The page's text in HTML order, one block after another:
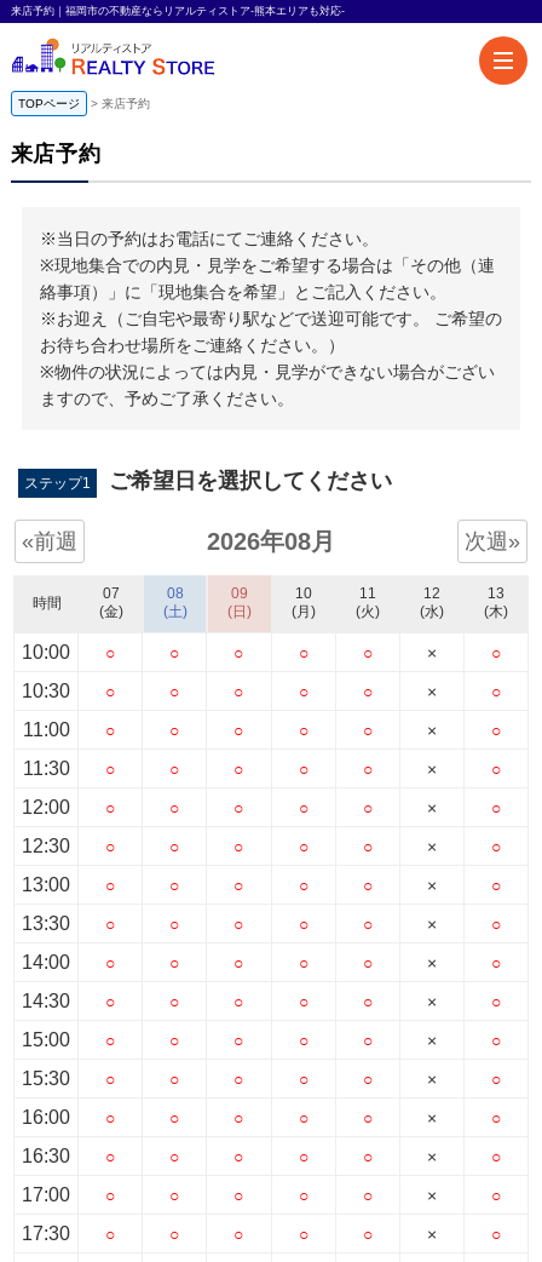
来店予約｜福岡市の不動産ならリアルティストア-熊本エリアも対応-
TOPページ 来店予約
来店予約
※当日の予約はお電話にてご連絡ください。
※現地集合での内見・見学をご希望する場合は「その他（連
絡事項）」に「現地集合を希望」とご記入ください。
※お迎え（ご自宅や最寄り駅などで送迎可能です。 ご希望の
お待ち合わせ場所をご連絡ください。）
※物件の状況によっては内見・見学ができない場合がござい
ますので、予めご了承ください。
ステップ1 ご希望日を選択してください
«前週 2026年08月 次週»
時間
10:00
10:30
11:00
11:30
12:00
12:30
13:00
13:30
14:00
14:30
15:00
15:30
16:00
16:30
17:00
17:30
07
(金)
○
○
○
○
○
○
○
○
○
○
○
○
○
○
○
○
08
(土)
○
○
○
○
○
○
○
○
○
○
○
○
○
○
○
○
09
(日)
○
○
○
○
○
○
○
○
○
○
○
○
○
○
○
○
10
(月)
○
○
○
○
○
○
○
○
○
○
○
○
○
○
○
○
11
(火)
○
○
○
○
○
○
○
○
○
○
○
○
○
○
○
○
12
(水)
×
×
×
×
×
×
×
×
×
×
×
×
×
×
×
×
13
(木)
○
○
○
○
○
○
○
○
○
○
○
○
○
○
○
○